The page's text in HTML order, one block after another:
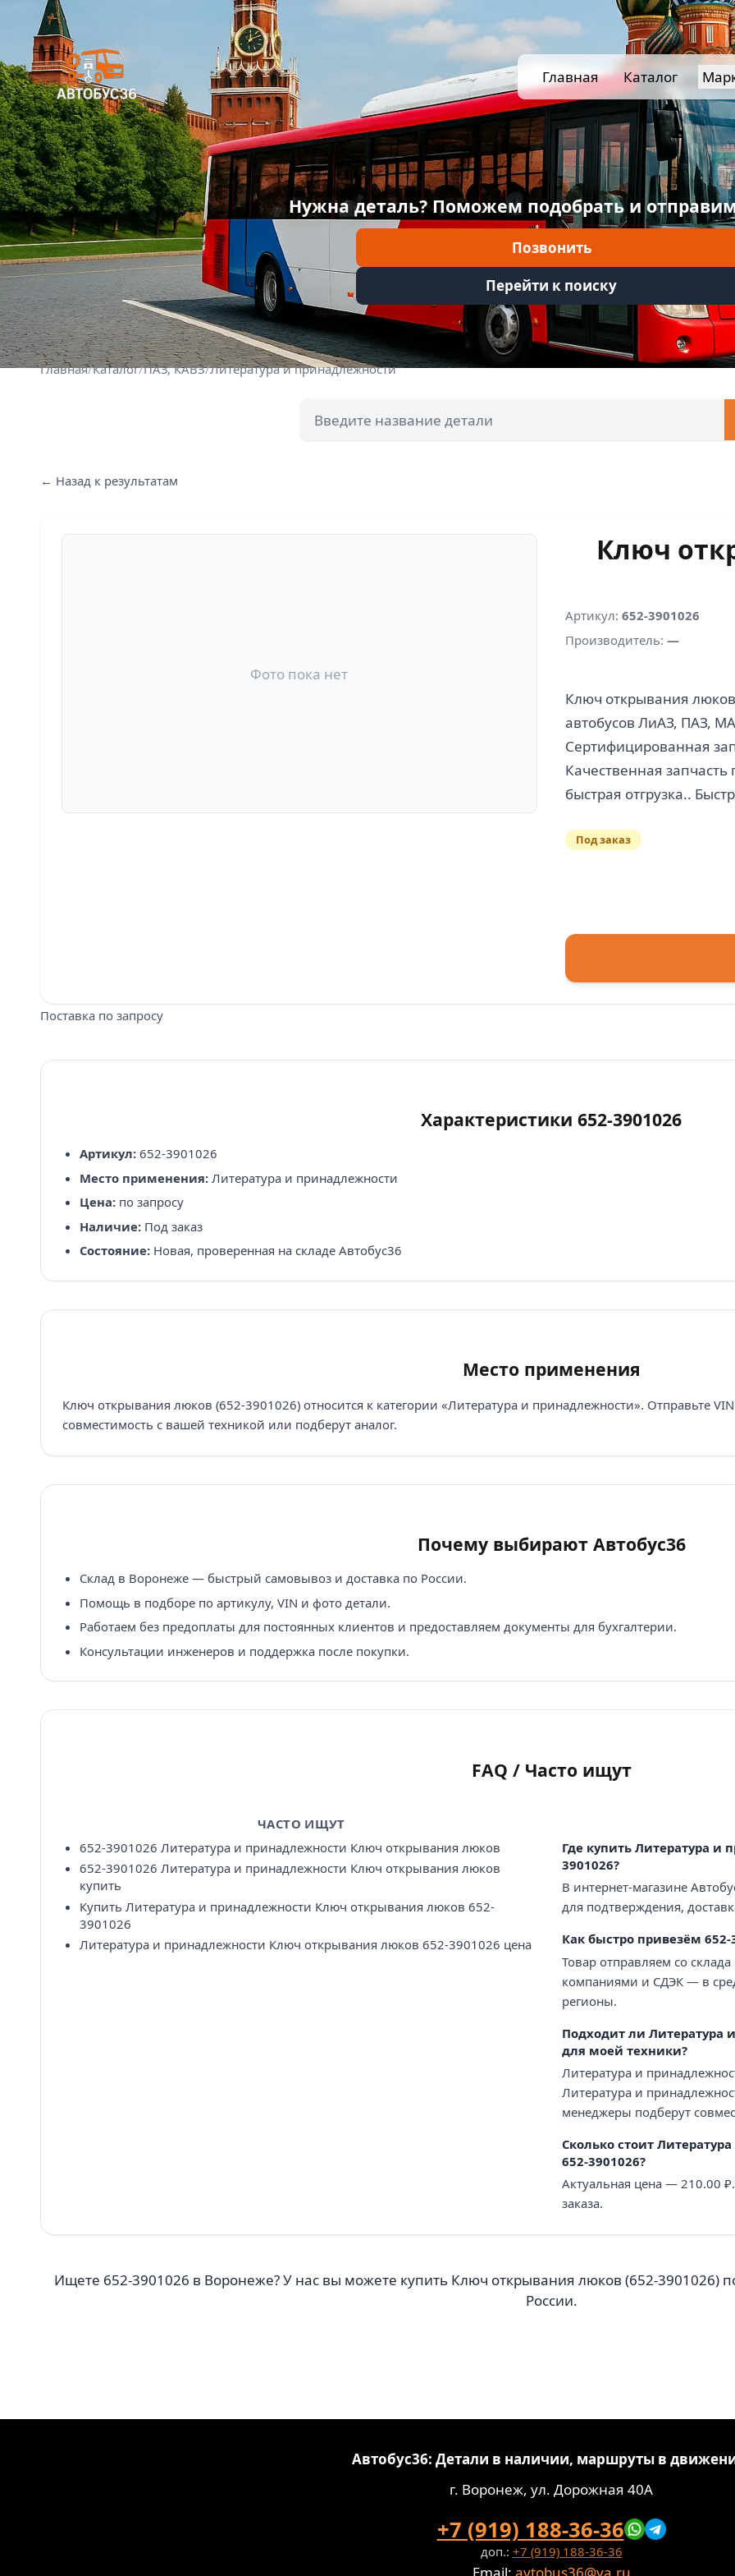
Главная Каталог
Нужна деталь? Поможем подобрать и
Позвонить
Перейти к поиску
Главная/Каталог/ПАЗ, КАВЗ/Литература и принадлежности
← Назад к результатам
Фото пока нет
Ключ
Артикул: 652-3901026
Производитель: —
Ключ открывания
автобусов ЛиАЗ, ПАЗ,
Сертифицированная
Качественная
Под заказ
Поставка по запросу
Характеристики 652-3901026
Артикул:652-3901026
Место применения:Литература и принадлежности
Цена:по запросу
Наличие:Под заказ
Состояние:Новая, проверенная на складе Автобус36
Место применения
Ключ открывания люков (652-3901026) относится к категории «Литература и принадлежности». Отправьте
совместимость с вашей техникой или подберут аналог.
Почему выбирают Автобус36
Склад в Воронеже — быстрый самовывоз и доставка по России.
Помощь в подборе по артикулу, VIN и фото детали.
Работаем без предоплаты для постоянных клиентов и предоставляем документы для бухгалтерии.
Консультации инженеров и поддержка после покупки.
FAQ / Часто ищут
ЧАСТО ИЩУТ
652-3901026 Литература и принадлежности Ключ открывания люков
652-3901026 Литература и принадлежности Ключ открывания люков
купить
Купить Литература и принадлежности Ключ открывания люков 652-
3901026
Литература и принадлежности Ключ открывания люков 652-3901026 цена
Где купить Литература
3901026?
В интернет-магазине
для подтверждения,
Как быстро привезём 652-
Товар отправляем со
компаниями и СДЭК — в
регионы.
Подходит ли Литература
для моей техники?
Литература и
Литература и
менеджеры подберут
Сколько стоит
652-3901026?
Актуальная цена — 210.00
заказа.
Ищете 652-3901026 в Воронеже? У нас вы можете купить Ключ открывания люков (652-3901026)
России.
Автобус36: Детали в наличии, маршруты в
г. Воронеж, ул. Дорожная 40А
+7 (919) 188-36-36
доп.: +7 (919) 188-36-36